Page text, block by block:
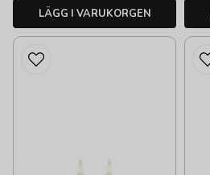
LÄGG I VARUKORGEN